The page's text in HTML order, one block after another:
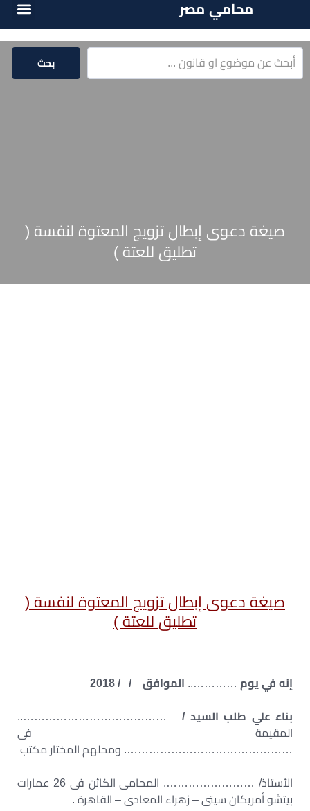
محامي مصر
بحث
صيغة دعوى إبطال تزويج المعتوة لنفسة (
تطليق للعتة )
صيغة دعوى إبطال تزويج المعتوة لنفسة (
تطليق للعتة )
إنه في يوم ………….. الموافق / / 2018
بناء علي طلب السيد /
…………………………………..
المقيمة فى
………………………………………. ومحلهم المختار مكتب
الأستاذ/ ……………………. المحامى الكائن فى 26 عمارات
بيتشو أمريكان سيتى – زهراء المعادى – القاهرة .